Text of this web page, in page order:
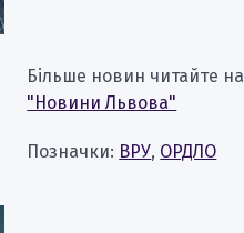
Більше новин читайте на
"Новини Львова"
Позначки: ВРУ, ОРДЛО